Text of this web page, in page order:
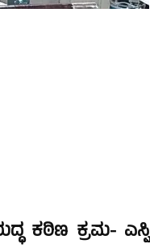
ಕಠಿಣ ಕ್ರಮ- ಎಸ್ಪಿ